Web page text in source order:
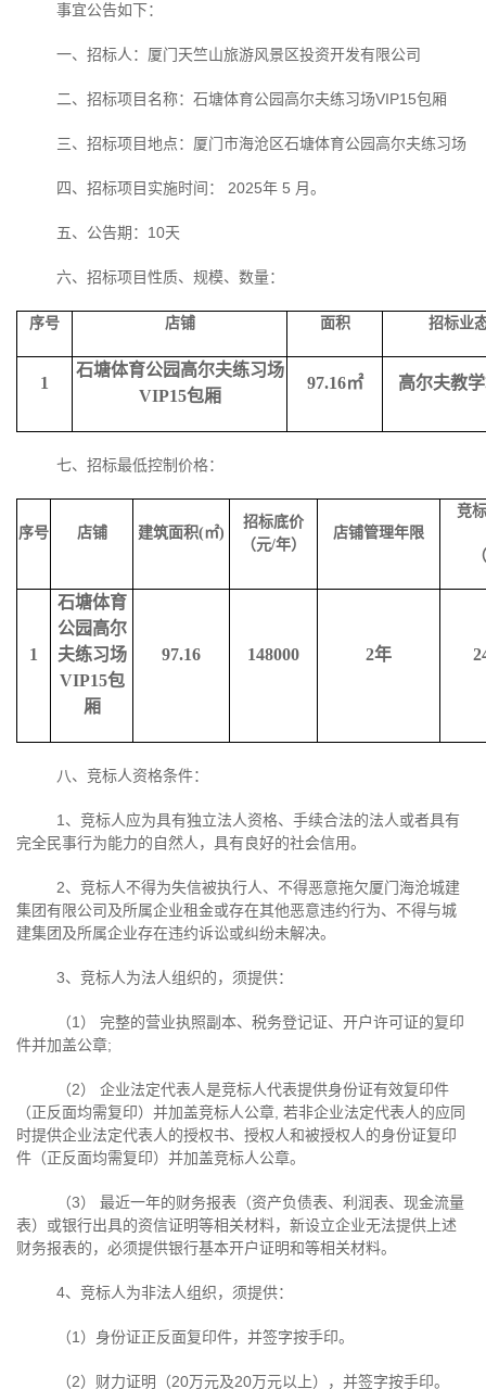
事宜公告如下：
一、招标人：厦门天竺山旅游风景区投资开发有限公司
二、招标项目名称：石塘体育公园高尔夫练习场VIP15包厢
三、招标项目地点：厦门市海沧区石塘体育公园高尔夫练习场
四、招标项目实施时间： 2025年 5 月。
五、公告期： 10天
六、招标项目性质、规模、数量：
序号 店铺 面积 招标业
1
石塘体育公园高尔夫练习场
VIP15包厢
97.16㎡ 高尔夫教
七、招标最低控制价格：
序号 店铺 建筑面积(㎡)
招标底价
（元/年）
店铺管理年限
竞
1
石塘体育
公园高尔
夫练习场
VIP15包
厢
97.16 148000 2年
八、竞标人资格条件：
1、竞标人应为具有独立法人资格、手续合法的法人或者具有
完全民事行为能力的自然人，具有良好的社会信用。
2、竞标人不得为失信被执行人、不得恶意拖欠厦门海沧城建
集团有限公司及所属企业租金或存在其他恶意违约行为、不得与城
建集团及所属企业存在违约诉讼或纠纷未解决。
3、竞标人为法人组织的，须提供：
（1 ） 完整的营业执照副本、税务登记证、开户许可证的复印
件并加盖公章;
（2） 企业法定代表人是竞标人代表提供身份证有效复印件
（正反面均需复印）并加盖竞标人公章 若非企业法定代表人的应同
时提供企业法定代表人的授权书、授权人和被授权人的身份证复印
件（正反面均需复印）并加盖竞标人公章。
（3） 最近一年的财务报表（资产负债表、利润表、现金流量
表）或银行出具的资信证明等相关材料，新设立企业无法提供上述
财务报表的，必须提供银行基本开户证明和等相关材料。
4、竞标人为非法人组织，须提供：
（1 ）身份证正反面复印件，并签字按手印。
（2）财力证明（20万元及20万元以上），并签字按手印。